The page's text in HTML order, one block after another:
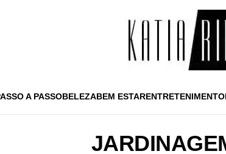
A PASSOBELEZABEM ESTARENTRETENIMENTO